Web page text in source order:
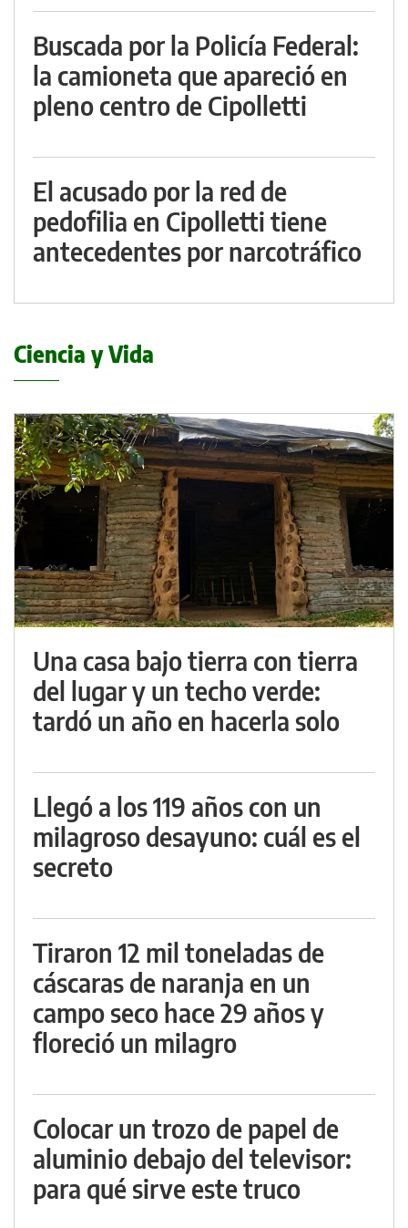
Buscada por la Policía Federal:
la camioneta que apareció en
pleno centro de Cipolletti
El acusado por la red de
pedofilia en Cipolletti tiene
antecedentes por narcotráfico
Ciencia y Vida
Una casa bajo tierra con tierra
del lugar y un techo verde:
tardó un año en hacerla solo
Llegó a los 119 años con un
milagroso desayuno: cuál es el
secreto
Tiraron 12 mil toneladas de
cáscaras de naranja en un
campo seco hace 29 años y
floreció un milagro
Colocar un trozo de papel de
aluminio debajo del televisor:
para qué sirve este truco